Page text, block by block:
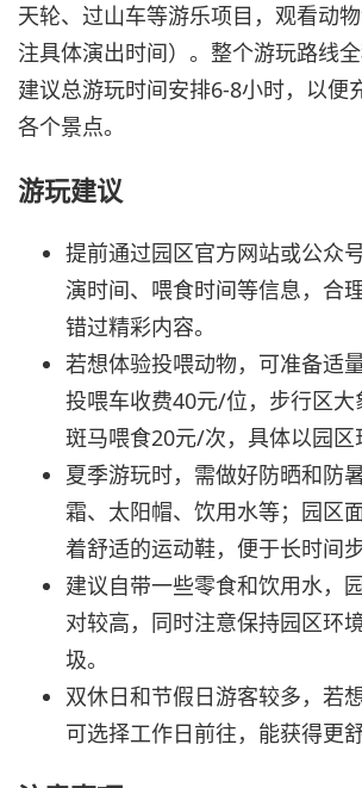
天轮、过山车等游乐项目，观看动
注具体演出时间）。整个游玩路线全
建议总游玩时间安排6-8小时，以便
各个景点。
游玩建议
提前通过园区官方网站或公众
演时间、喂食时间等信息，合
错过精彩内容。
若想体验投喂动物，可准备适
投喂车收费40元/位，步行区大
斑马喂食20元/次，具体以园区
夏季游玩时，需做好防晒和防
霜、太阳帽、饮用水等；园区
着舒适的运动鞋，便于长时间步
建议自带一些零食和饮用水，
对较高，同时注意保持园区环
圾。
双休日和节假日游客较多，若
可选择工作日前往，能获得更